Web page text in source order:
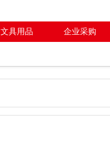
文具用品 企业采购